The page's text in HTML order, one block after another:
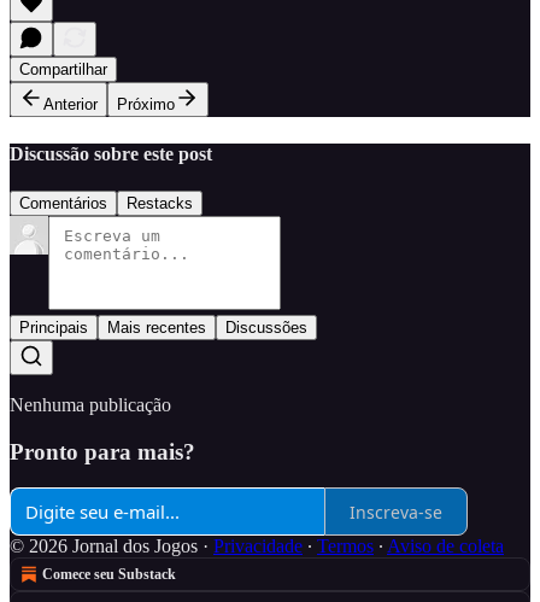
Compartilhar
Anterior
Próximo
Discussão sobre este post
Comentários Restacks
Principais Mais recentes Discussões
Nenhuma publicação
Pronto para mais?
Inscreva-se
© 2026 Jornal dos Jogos · Privacidade ∙ Termos ∙ Aviso de coleta
Comece seu Substack